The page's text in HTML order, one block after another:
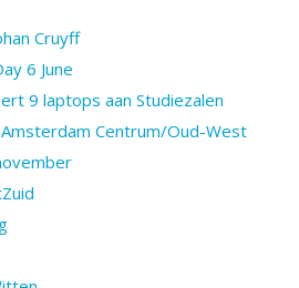
Cruyff
6 June
9 laptops aan Studiezalen
Centrum/Oud-West